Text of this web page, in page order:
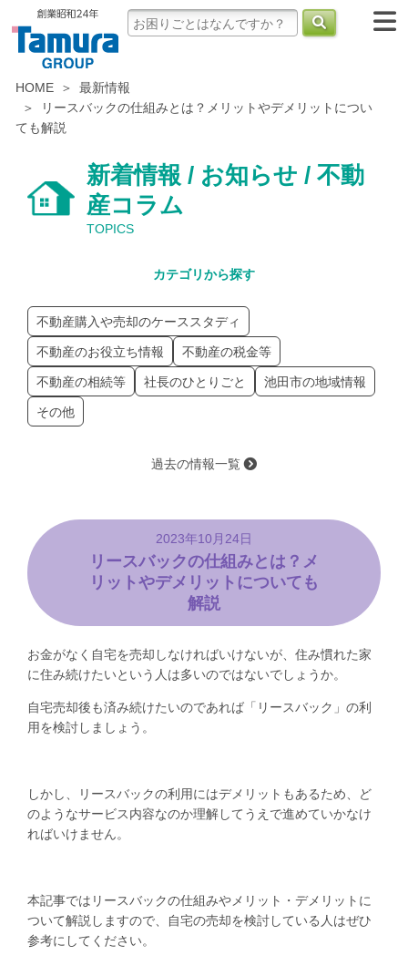
HOME
最新情報
リースバックの仕組みとは？メリットやデメリットについ
ても解説
新着情報 / お知らせ / 不動
産コラム
TOPICS
カテゴリから探す
不動産購入や売却のケーススタディ
不動産のお役立ち情報 不動産の税金等
不動産の相続等 社長のひとりごと 池田市の地域情報
その他
過去の情報一覧
2023年10月24日
リースバックの仕組みとは？メ
リットやデメリットについても
解説
お金がなく自宅を売却しなければいけないが、住み慣れた家
に住み続けたいという人は多いのではないでしょうか。
自宅売却後も済み続けたいのであれば「リースバック」の利
用を検討しましょう。
しかし、リースバックの利用にはデメリットもあるため、ど
のようなサービス内容なのか理解してうえで進めていかなけ
ればいけません。
本記事ではリースバックの仕組みやメリット・デメリットに
ついて解説しますので、自宅の売却を検討している人はぜひ
参考にしてください。